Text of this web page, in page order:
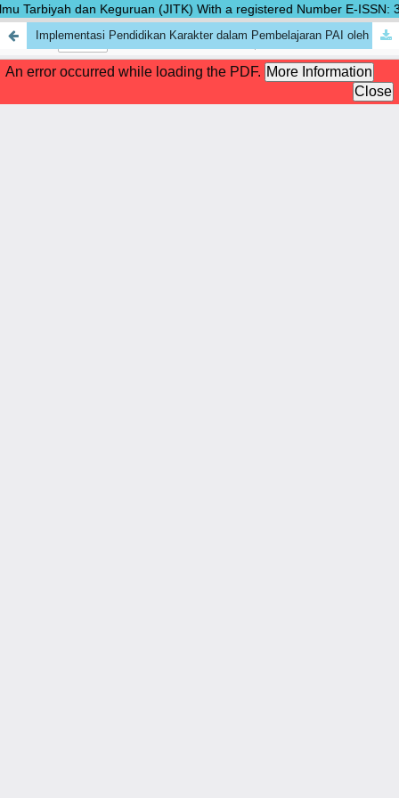
Tarbiyah dan Keguruan (JITK) With a registered Number E-
Implementasi Pendidikan Karakter dalam Pembelajaran PAI oleh Guru di SDN 112279 Aek Kanopan